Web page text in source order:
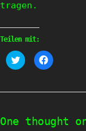
tragen.
Teilen mit:
Klick,
um
teilen
neuem
Fenster
Klick,
um
teilen
neuem
Fenster
One thought